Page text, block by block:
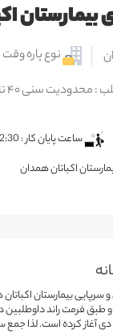
نوع پاره وقت
سنی ۴۰ تا ۶۰ سال
ساعت پایان کار : 12:30
اکباتان همدان
بیمارستان
طبق فرمت راند